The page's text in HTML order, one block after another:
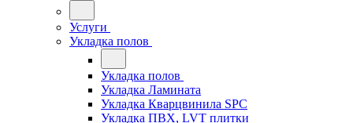
Услуги
Укладка полов
Укладка полов
Укладка Ламината
Укладка Кварцвинила SPC
Укладка ПВХ, LVT плитки